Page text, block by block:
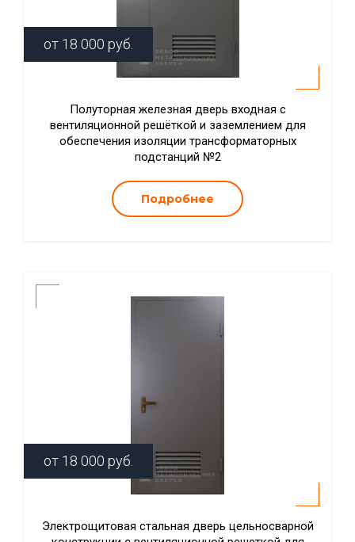
от 18 000 руб.
Полуторная железная дверь входная с
вентиляционной решёткой и заземлением для
обеспечения изоляции трансформаторных
подстанций №2
Подробнее
от 18 000 руб.
Электрощитовая стальная дверь цельносварной